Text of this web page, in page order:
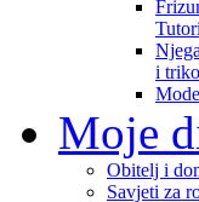
i
Moje
Obitelj i
Savjeti za